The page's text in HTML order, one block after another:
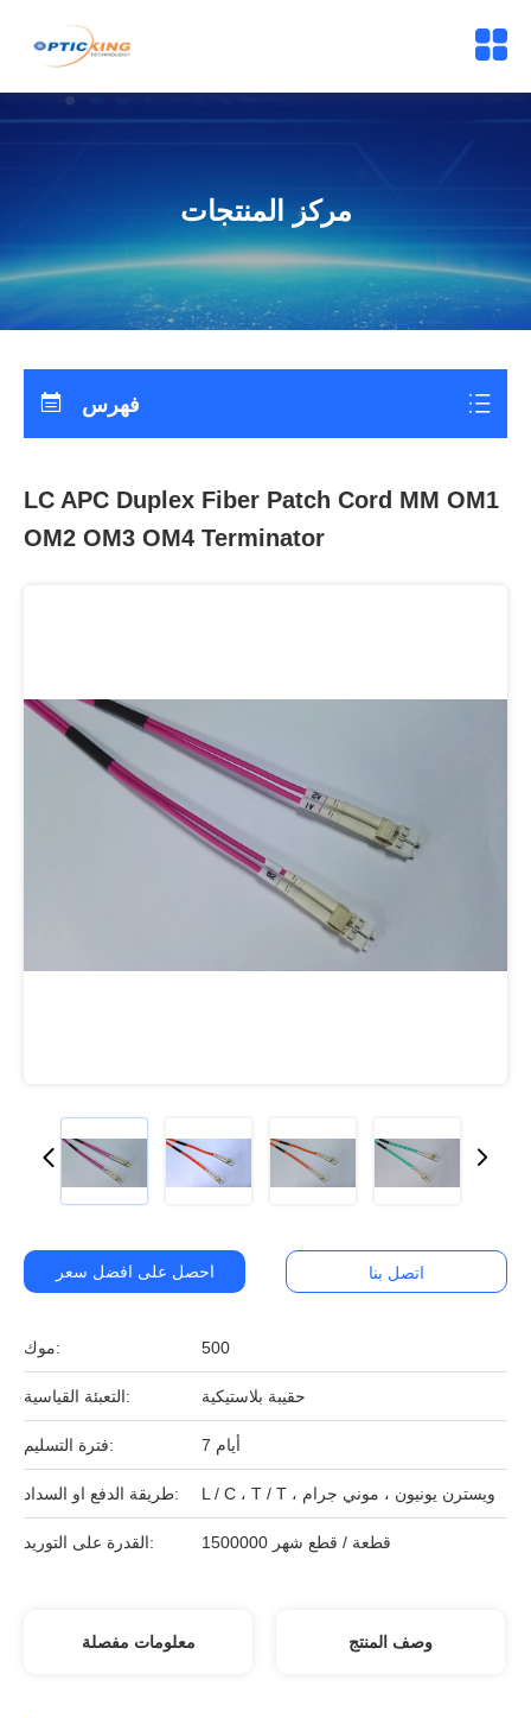
مركز المنتجات
فهرس
LC APC Duplex Fiber Patch Cord MM OM1
OM2 OM3 OM4 Terminator
موك: 500
التعبئة القياسية: حقيبة بلاستيكية
فترة التسليم: 7 أيام
طريقة الدفع او السداد: L / C ، T / T ، ويسترن يونيون ، موني جرام
القدرة على التوريد: 1500000 قطعة / قطع شهر
احصل على افضل سعر اتصل بنا
معلومات مفصلة وصف المنتج